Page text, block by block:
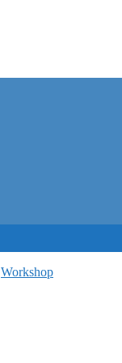
Workshop